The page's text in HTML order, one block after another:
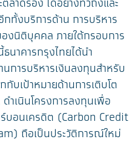
าดรอง ได้อย่างทั่วถึงและ
กทั้งบริการด้าน การบริหาร
องนิติบุคคล ภายใต้กรอบการ
นาคารกรุงไทยได้นำ
การบริหารเงินลงทุนสำหรับ
บเป้าหมายด้านการเติบโต
เนินโครงการลงทุนเพื่อ
บอนเครดิต (Carbon Credit
ถือเป็นประวัติการณ์ใหม่